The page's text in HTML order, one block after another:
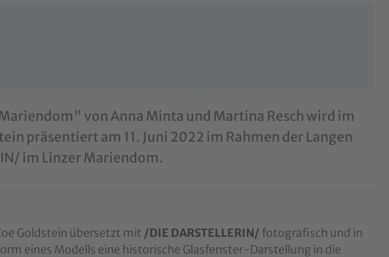
von Anna Minta und Martina Resch wird im
präsentiert am 11. Juni 2022 im Rahmen der Langen
im Linzer Mariendom.
Goldstein übersetzt mit /DIE DARSTELLERIN/ fotografisch und in
eines Modells eine historische Glasfenster-Darstellung in die